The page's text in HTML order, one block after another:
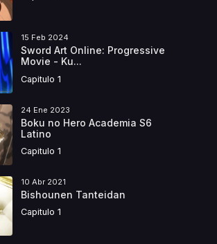
15 Feb 2024
Sword Art Online: Progressive
Movie - Ku...
Capitulo 1
24 Ene 2023
Boku no Hero Academia S6
Latino
Capitulo 1
10 Abr 2021
Bishounen Tanteidan
Capitulo 1